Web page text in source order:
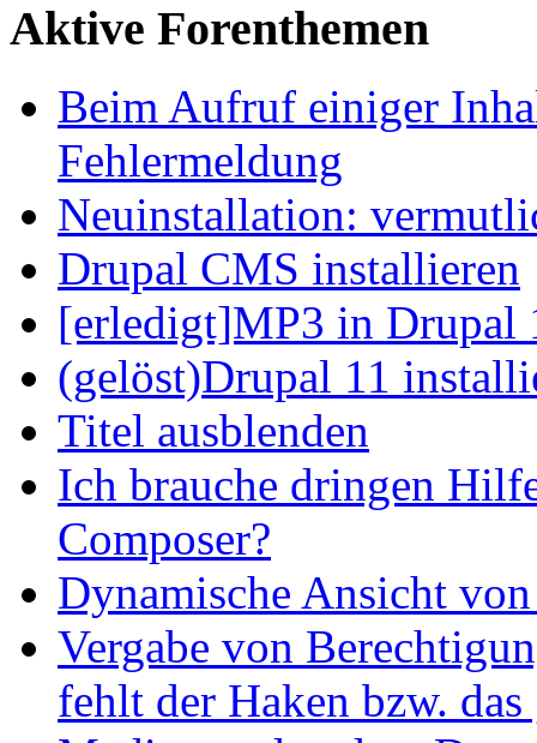
Aktive Forenthemen
Beim Aufruf einiger
Fehlermeldung
Neuinstallation:
Drupal CMS installieren
[erledigt]MP3 in Drupal
(gelöst)Drupal 11
Titel ausblenden
Ich brauche dringen
Composer?
Dynamische Ansicht
Vergabe von
fehlt der Haken bzw.